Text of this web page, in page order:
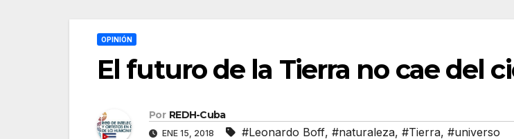
OPINIÓN
El futuro de la Tierra no cae del
Por REDH-Cuba
ENE 15, 2018 #Leonardo Boff, #naturaleza, #Tierra, #universo